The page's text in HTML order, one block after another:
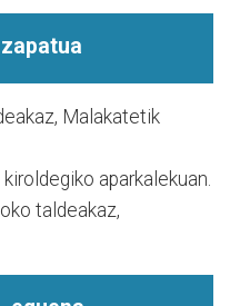
Malakatetik
aparkalekuan.
taldeakaz,